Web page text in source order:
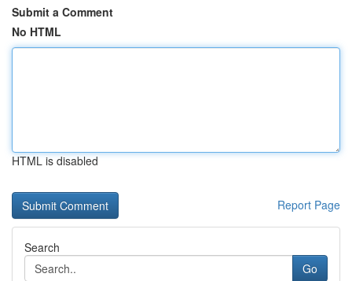
Submit a Comment
No HTML
HTML is disabled
Report Page
Search
Go